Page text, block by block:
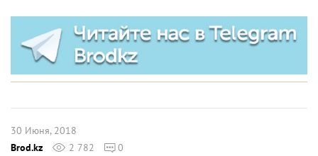
30 Июня, 2018
Brod.kz
2 782 0